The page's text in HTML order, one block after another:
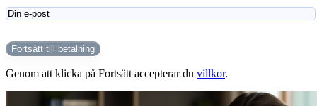
Fortsätt till betalning
Genom att klicka på Fortsätt accepterar du villkor.